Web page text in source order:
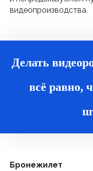
видеопроизводства.
Делать
всё равно,
Бронежилет